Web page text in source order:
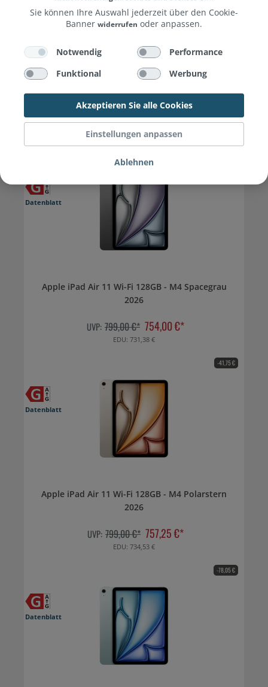
RT// Macbook Air 13'' M5 10-Core CPU 8-Core GPU
- 16 GB - 512 GB SSD - Mitternacht - 2026 - Kein
Netzteil
UVP: 1.399,00 €* 1.219,00 €*
EDU: 1.182,43 €
Datenblatt
Apple iPad Air 11 Wi-Fi 128GB - M4 Spacegrau
2026
UVP: 799,00 €* 754,00 €*
EDU: 731,38 €
-41,75 €
Datenblatt
Apple iPad Air 11 Wi-Fi 128GB - M4 Polarstern
2026
UVP: 799,00 €* 757,25 €*
EDU: 734,53 €
-78,05 €
Datenblatt
Sie können Ihre Auswahl jederzeit über den Cookie-
Banner widerrufen oder anpassen.
Datenschutzerklärung und unseremImpressum.
Notwendig
Performance
Funktional
Werbung
Akzeptieren Sie alle Cookies
Einstellungen anpassen
Ablehnen